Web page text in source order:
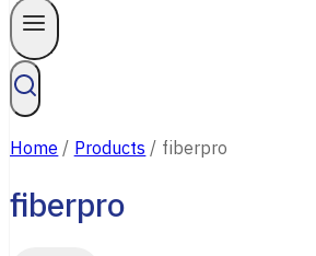
Home / Products / fiberpro
fiberpro